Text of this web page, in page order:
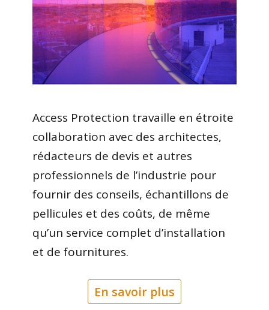
Access Protection travaille en étroite
collaboration avec des architectes,
rédacteurs de devis et autres
professionnels de l’industrie pour
fournir des conseils, échantillons de
pellicules et des coûts, de même
qu’un service complet d’installation
et de fournitures.
En savoir plus